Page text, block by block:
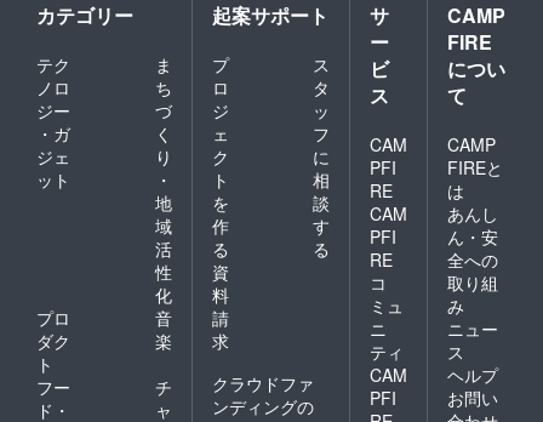
カテゴリー
テク
ノロ
ジー
・ガ
ジェ
ット
ま
ち
づ
く
り
・
地
域
活
性
化
プロ
ダク
ト
音
楽
フー
ド・
チ
ャ
起案サポート
プ
ロ
ジ
ェ
ク
ト
を
作
る
ス
タ
ッ
フ
に
相
談
す
る
資
料
請
求
クラウドファ
ンディングの
サ
ー
ビ
ス
CAM
PFI
RE
CAM
PFI
RE
コ
ミュ
ニ
ティ
CAM
PFI
CAMP
FIRE
につい
て
CAMP
FIREと
は
あんし
ん・安
全への
取り組
み
ニュー
ス
ヘルプ
お問い